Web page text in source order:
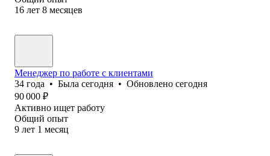
16 лет 8 месяцев
Менеджер по работе с клиентами
34 года • Была сегодня • Обновлено сегодня
90 000 ₽
Активно ищет работу
Общий опыт
9 лет 1 месяц